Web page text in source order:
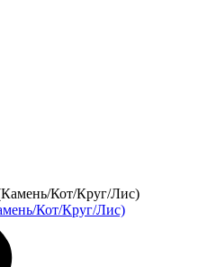
Кот/Круг/Лис)